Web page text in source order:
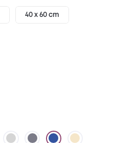
40 x 60 cm